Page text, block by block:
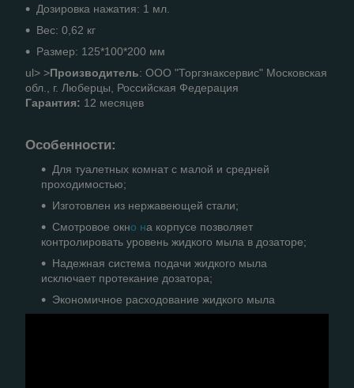
Дозировка нажатия: 1 мл.
Вес: 0,62 кг
Размер: 125*100*200 мм
ul> >Производитель: ООО "Торгзнаксервис" Московская
обл., г. Люберцы, Российская Федерация
Гарантия: 12 месяцев
Особенности:
Для туалетных комнат с малой и средней
проходимостью;
Изготовлен из нержавеющей стали;
Смотровое окно на корпусе позволяет
контролировать уровень жидкого мыла в дозаторе;
Надежная система подачи жидкого мыла
исключает протекание дозатора;
Экономичное расходование жидкого мыла